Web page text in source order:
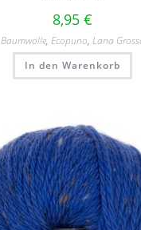
8,95 €
Baumwolle, Ecopuno, Lana
In den Warenkorb